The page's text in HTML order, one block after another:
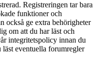
Registreringen tar bara
funktioner och
också ge extra behörigheter
om att du har läst och
integritetspolicy innan du
eventuella forumregler